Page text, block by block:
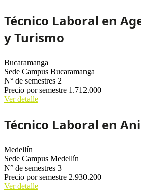
Técnico Laboral en
y Turismo
Bucaramanga
Sede Campus Bucaramanga
N° de semestres 2
Precio por semestre 1.712.000
Ver detalle
Técnico Laboral en
Medellín
Sede Campus Medellín
N° de semestres 3
Precio por semestre 2.930.200
Ver detalle